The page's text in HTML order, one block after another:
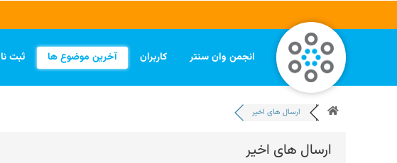
انجمن وان سنتر کاربران آخرین موضوع ها ثبت
ارسال های اخیر
ارسال های اخیر